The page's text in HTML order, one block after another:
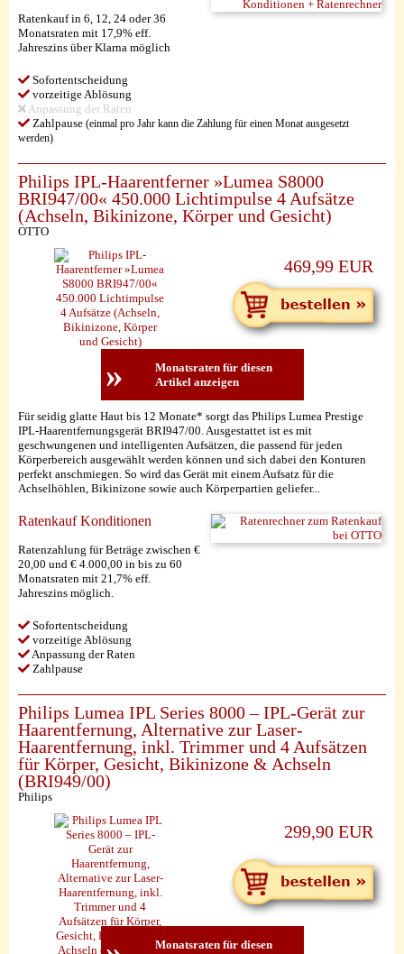
Ratenkauf in 6, 12, 24 oder 36
Monatsraten mit 17,9% eff.
Jahreszins über Klarna möglich
Sofortentscheidung
vorzeitige Ablösung
Anpassung der Raten
Zahlpause (einmal pro Jahr kann die Zahlung für einen Monat ausgesetzt
werden)
Philips IPL-Haarentferner »Lumea S8000
BRI947/00« 450.000 Lichtimpulse 4 Aufsätze
(Achseln, Bikinizone, Körper und Gesicht)
OTTO
469,99 EUR
Für seidig glatte Haut bis 12 Monate* sorgt das Philips Lumea Prestige
IPL-Haarentfernungsgerät BRI947/00. Ausgestattet ist es mit
geschwungenen und intelligenten Aufsätzen, die passend für jeden
Körperbereich ausgewählt werden können und sich dabei den Konturen
perfekt anschmiegen. So wird das Gerät mit einem Aufsatz für die
Achselhöhlen, Bikinizone sowie auch Körperpartien geliefer...
Ratenkauf Konditionen
Ratenzahlung für Beträge zwischen €
20,00 und € 4.000,00 in bis zu 60
Monatsraten mit 21,7% eff.
Jahreszins möglich.
Sofortentscheidung
vorzeitige Ablösung
Anpassung der Raten
Zahlpause
»
Monatsraten für diesen
Artikel anzeigen
Philips Lumea IPL Series 8000 – IPL-Gerät zur
Haarentfernung, Alternative zur Laser-
Haarentfernung, inkl. Trimmer und 4 Aufsätzen
für Körper, Gesicht, Bikinizone & Achseln
(BRI949/00)
Philips
299,90 EUR
Monatsraten für diesen